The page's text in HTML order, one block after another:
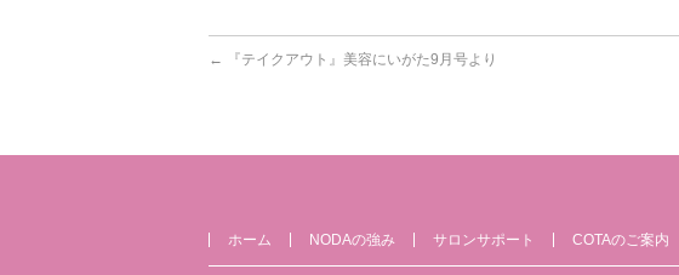
← 『テイクアウト』美容にいがた9月号より
ホーム NODAの強み サロンサポート COTAのご案内